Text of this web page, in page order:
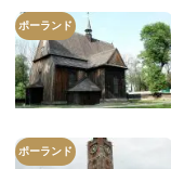
ポーランド
ポーランド